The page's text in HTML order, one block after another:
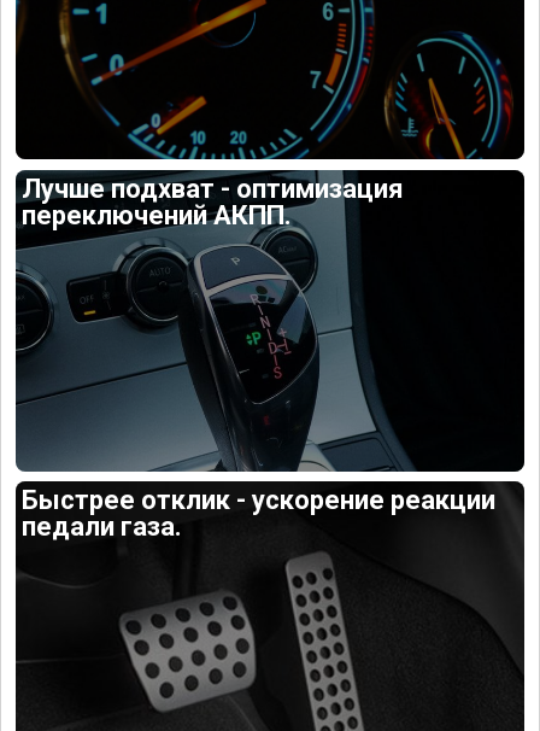
Лучше подхват - оптимизация
переключений АКПП.
Быстрее отклик - ускорение реакции
педали газа.